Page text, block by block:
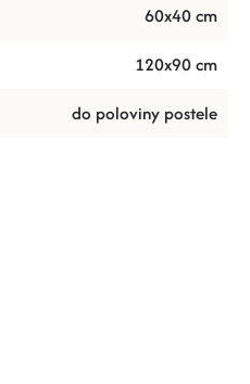
60x40 cm
120x90 cm
do poloviny postele